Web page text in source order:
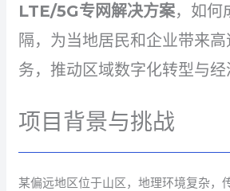
LTE/5G专网解决方案，如何
隔，为当地居民和企业带来
务，推动区域数字化转型与经
项目背景与挑战
某偏远地区位于山区，地理环境复杂，